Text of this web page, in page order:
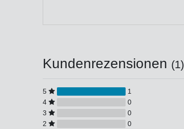
Kundenrezensionen (1)
5
1
4
0
3
0
2
0